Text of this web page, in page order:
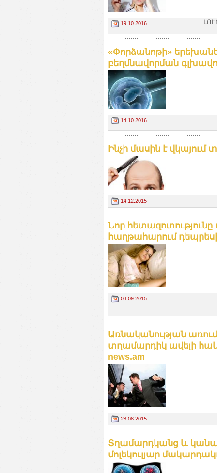
19.10.2016
«Փորձանոթի»
բեղմնավորման
14.10.2016
Ինչի մասին է վկայում
14.12.2015
Նոր
հաղթահարում
03.09.2015
Առնականության
տղամարդիկ ավելի
news.am
28.08.2015
Տղամարդկանց և
մոլեկուլյար